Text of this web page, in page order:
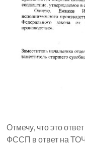
Отмечу, что это
ФССП в ответ на